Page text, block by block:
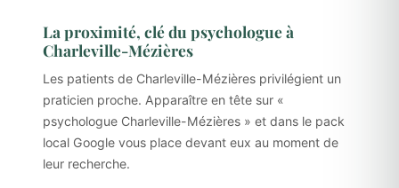
La proximité, clé du psychologue à
Charleville-Mézières
Les patients de Charleville-Mézières privilégient un
praticien proche. Apparaître en tête sur «
psychologue Charleville-Mézières » et dans le pack
local Google vous place devant eux au moment de
leur recherche.